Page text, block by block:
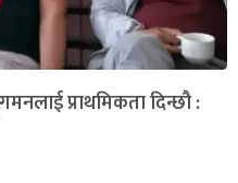
प्राथमिकता दिन्छौ :